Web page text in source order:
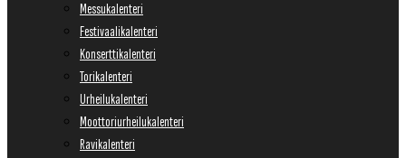
Messukalenteri
Festivaalikalenteri
Konserttikalenteri
Torikalenteri
Urheilukalenteri
Moottoriurheilukalenteri
Ravikalenteri